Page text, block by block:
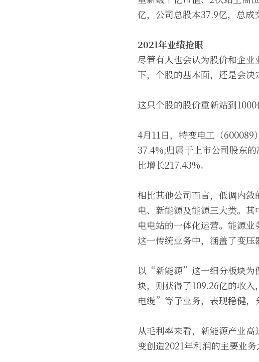
亿，公司总股本37.9亿，总成
2021年业绩抢眼
尽管有人也会认为股价和企
下，个股的基本面，还是会决
这只个股的股价重新站到
4月11日，特变电工（
37.4%;归属于上市公司股东
比增长217.43%。
相比其他公司而言，低调内
电、新能源及能源三大类。
电电站的一体化运营。能源
这一传统业务中，涵盖了变压
以“新能源”这一细分板块为
块，则获得了109.26亿的收
电缆”等子业务，表现稳健，
从毛利率来看，新能源产业
变创造2021年利润的主要业务